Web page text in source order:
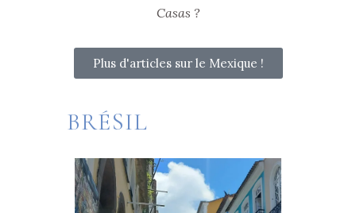
Casas ?
Plus d'articles sur le Mexique !
BRÉSIL